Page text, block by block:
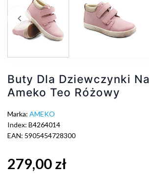
Poprzedni
keyboard_arrow_left
Buty Dla Dziewczynki
Ameko Teo Różowy
Marka: AMEKO
Index: B4264014
EAN: 5905454728300
279,00 zł